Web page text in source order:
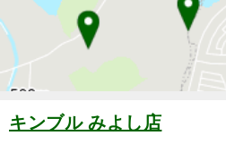
キンブル みよし店